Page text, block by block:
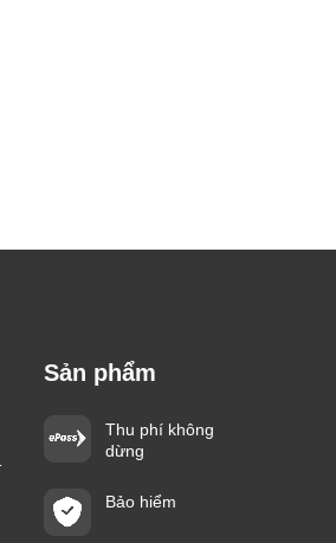
Sản phẩm
Thu phí không
dừng
Bảo hiểm